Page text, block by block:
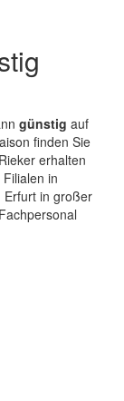
günstig auf
finden Sie
erhalten
in
Erfurt in großer